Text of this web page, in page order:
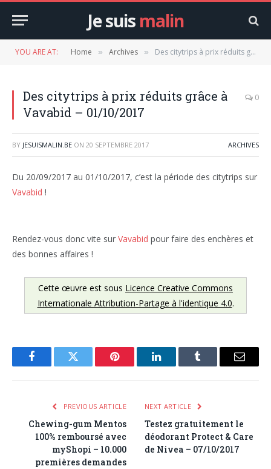
Je suis malin
YOU ARE AT: Home » Archives » Des citytrips à prix réduits grâce à Vavabid – 01/10/2017
Des citytrips à prix réduits grâce à
Vavabid – 01/10/2017
0
BY JESUISMALIN.BE ON 20 SEPTEMBRE 2017 ARCHIVES
Du 20/09/2017 au 01/10/2017, c’est la période des citytrips sur
Vavabid !
Rendez-vous donc vite sur Vavabid pour faire des enchères et
des bonnes affaires !
Cette œuvre est sous Licence Creative Commons
Internationale Attribution-Partage à l'identique 4.0.
FacebookTwitter Pinterest LinkedInTumblr Email
PREVIOUS ARTICLE
Chewing-gum Mentos
100% remboursé avec
myShopi – 10.000
premières demandes
NEXT ARTICLE
Testez gratuitement le
déodorant Protect & Care
de Nivea – 07/10/2017